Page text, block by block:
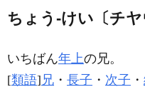
ちょう‐けい〔チヤ
いちばん年上の兄。
[類語] 兄 ・ 長子 ・ 次子 ・